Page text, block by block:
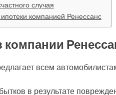
случая
компанией Ренессанс
всем
в результате